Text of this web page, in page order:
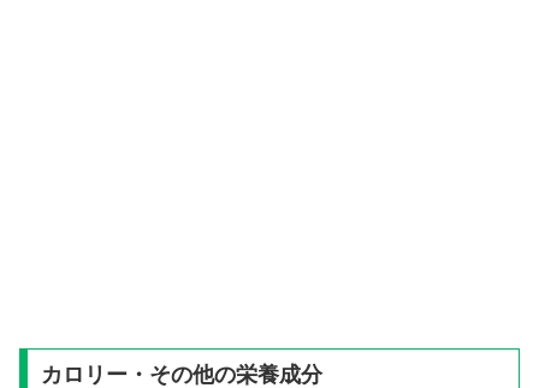
カロリー・その他の栄養成分